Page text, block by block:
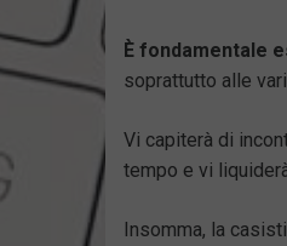
È fondamentale
soprattutto alle
Vi capiterà di
tempo e vi
Insomma, la